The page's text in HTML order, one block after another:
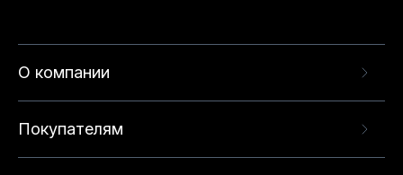
О компании
Покупателям